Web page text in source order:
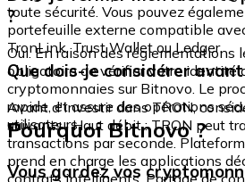
toute sécurité. Vous pouvez
portefeuille externe compatible
TronLink, Trust Wallet ou Ledger.
?
Oui. En raison des réglementations
obligatoire de vérifier votre identité
cryptomonnaies sur Bitnovo. Le
rapide, et assure des opérations
utilisateurs.
Que dois-je considérer
Avant d'investir dans TRON,
suivants : Haut débit : TRON peut
transactions par seconde.
prend en charge les applications
Pourquoi Bitnovo ?
Vous gardez vos